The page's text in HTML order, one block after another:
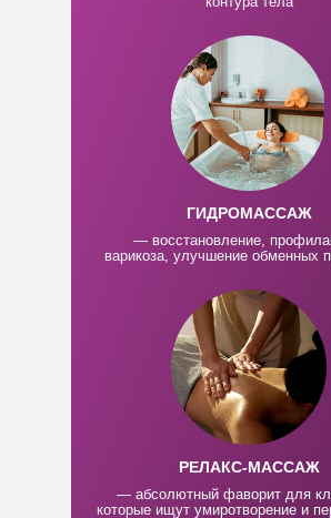
— абсолютный фаворит для
которые ищут умиротворение и
РЕЛАКС-МАССАЖ
— восстановление,
варикоза, улучшение обменных
ГИДРОМАССАЖ